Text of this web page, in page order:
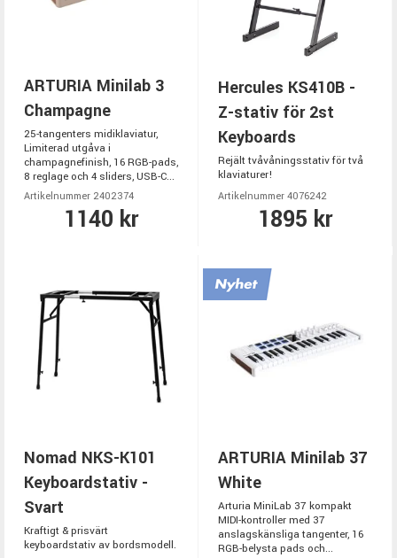
ARTURIA Minilab 3
Champagne
25-tangenters midiklaviatur,
Limiterad utgåva i
champagnefinish, 16 RGB-pads,
8 reglage och 4 sliders, USB-C...
Artikelnummer 2402374
1140 kr
Hercules KS410B -
Z-stativ för 2st
Keyboards
Rejält tvåvåningsstativ för två
klaviaturer!
Artikelnummer 4076242
1895 kr
Nomad NKS-K101
Keyboardstativ -
Svart
Kraftigt & prisvärt
keyboardstativ av bordsmodell.
ARTURIA Minilab 37
White
Arturia MiniLab 37 kompakt
MIDI-kontroller med 37
anslagskänsliga tangenter, 16
RGB-belysta pads och...